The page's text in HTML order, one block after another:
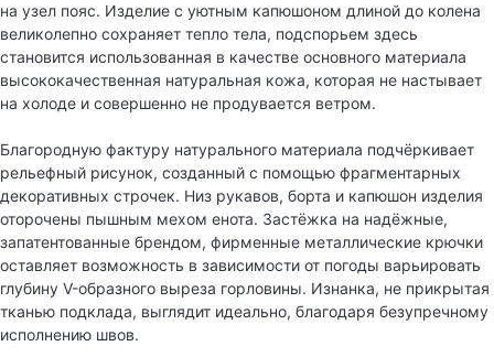
на узел пояс. Изделие с уютным капюшоном длиной до колена
великолепно сохраняет тепло тела, подспорьем здесь
становится использованная в качестве основного материала
высококачественная натуральная кожа, которая не настывает
на холоде и совершенно не продувается ветром.
Благородную фактуру натурального материала подчёркивает
рельефный рисунок, созданный с помощью фрагментарных
декоративных строчек. Низ рукавов, борта и капюшон изделия
оторочены пышным мехом енота. Застёжка на надёжные,
запатентованные брендом, фирменные металлические крючки
оставляет возможность в зависимости от погоды варьировать
глубину V-образного выреза горловины. Изнанка, не прикрытая
тканью подклада, выглядит идеально, благодаря безупречному
исполнению швов.